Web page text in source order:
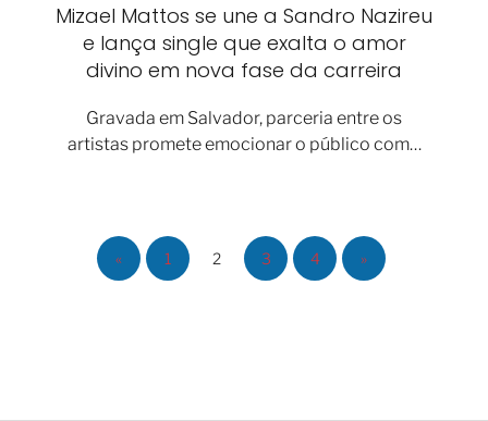
Mizael Mattos se une a Sandro Nazireu
e lança single que exalta o amor
divino em nova fase da carreira
Gravada em Salvador, parceria entre os
artistas promete emocionar o público com…
« 1 2 3 4 »